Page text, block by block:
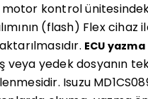
motor kontrol
(flash) Flex cihaz
ECU yazma
veya yedek dosyanın
Isuzu